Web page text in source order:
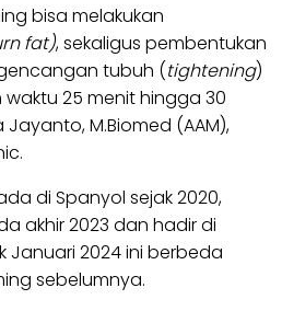
bisa melakukan
fat), sekaligus pembentukan
tubuh (tightening)
25 menit hingga 30
M.Biomed (AAM),
di Spanyol sejak 2020,
akhir 2023 dan hadir di
Januari 2024 ini berbeda
sebelumnya.